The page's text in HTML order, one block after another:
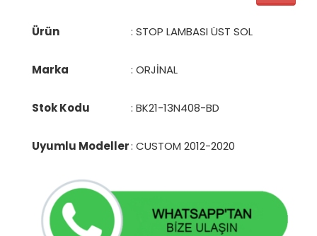
Ürün : STOP LAMBASI ÜST SOL
Marka : ORJİNAL
Stok Kodu : BK21-13N408-BD
Uyumlu Modeller: CUSTOM 2012-2020